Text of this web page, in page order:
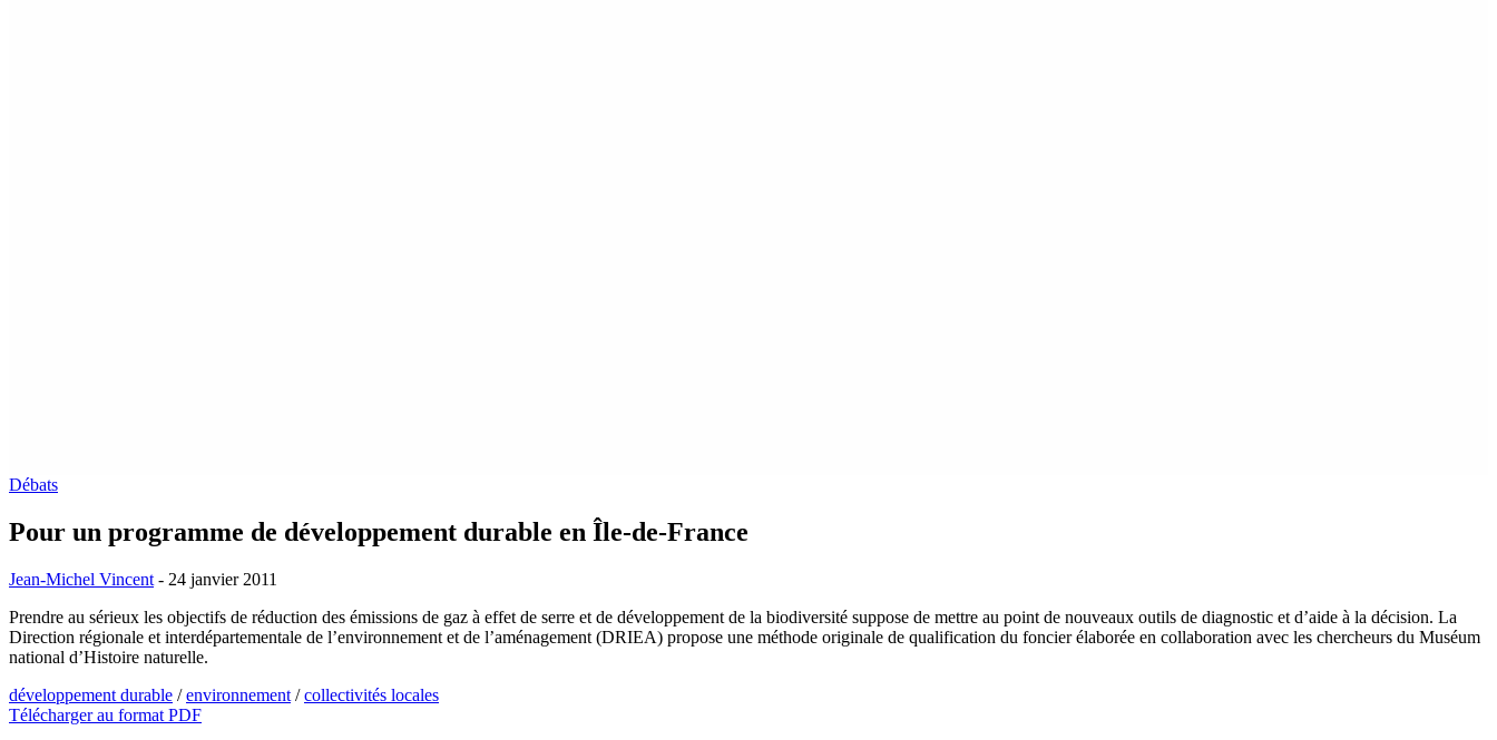
Débats
Pour un programme de développement durable en Île-de-France
Jean-Michel Vincent - 24 janvier 2011
Prendre au sérieux les objectifs de réduction des émissions de gaz à effet de serre et de développement de la biodiversité suppose de mettre au point de nouveaux outils de diagnostic et d’aide à la décision. La
Direction régionale et interdépartementale de l’environnement et de l’aménagement (DRIEA) propose une méthode originale de qualification du foncier élaborée en collaboration avec les chercheurs du Muséum
national d’Histoire naturelle.
développement durable /environnement /collectivités locales
Télécharger au format PDF